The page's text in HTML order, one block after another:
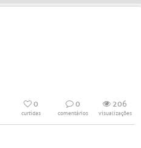
0
curtidas
0
comentários
206
visualizações